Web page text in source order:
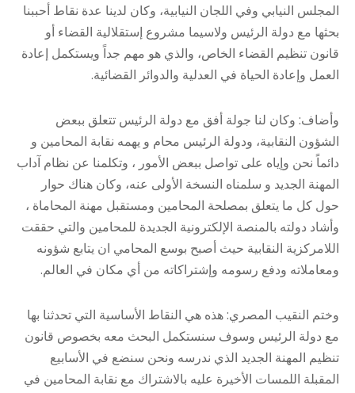
المجلس النيابي وفي اللجان النيابية، وكان لدينا عدة نقاط أحببنا
بحثها مع دولة الرئيس ولاسيما مشروع إستقلالية القضاء أو
قانون تنظيم القضاء الخاص، والذي هو مهم جداً ويستكمل إعادة
العمل وإعادة الحياة في العدلية والدوائر القضائية.
وأضاف: وكان لنا جولة أفق مع دولة الرئيس تتعلق ببعض
الشؤون النقابية، ودولة الرئيس محام و يهمه نقابة المحامين و
دائماً نحن وإياه على تواصل ببعض الأمور ، وتكلمنا عن نظام آداب
المهنة الجديد و سلمناه النسخة الأولى عنه، وكان هناك حوار
حول كل ما يتعلق بمصلحة المحامين ومستقبل مهنة المحاماة ،
وأشاد دولته بالمنصة الإلكترونية الجديدة للمحامين والتي حققت
اللامركزية النقابية حيث أصبح بوسع المحامي ان يتابع شؤونه
ومعاملاته ودفع رسومه وإشتراكاته من أي مكان في العالم.
وختم النقيب المصري: هذه هي النقاط الأساسية التي تحدثنا بها
مع دولة الرئيس وسوف سنستكمل البحث معه بخصوص قانون
تنظيم المهنة الجديد الذي ندرسه ونحن سنضع في الأسابيع
المقبلة اللمسات الأخيرة عليه بالاشتراك مع نقابة المحامين في